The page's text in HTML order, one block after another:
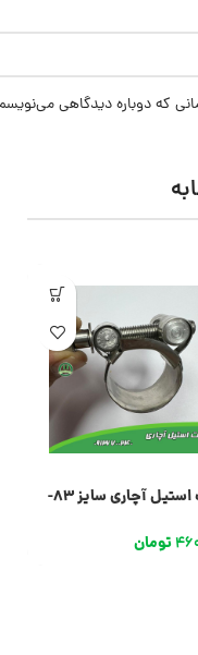
که دوباره دیدگاهی
بست استیل آچاری سایز 83-
تومان